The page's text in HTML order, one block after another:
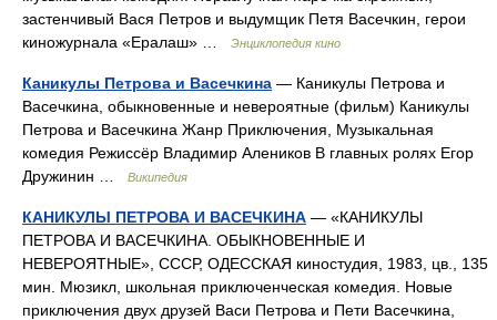
застенчивый Вася Петров и выдумщик Петя Васечкин, герои
киножурнала «Ералаш» …
Энциклопедия кино
Каникулы Петрова и Васечкина — Каникулы Петрова и
Васечкина, обыкновенные и невероятные (фильм) Каникулы
Петрова и Васечкина Жанр Приключения, Музыкальная
комедия Режиссёр Владимир Алеников В главных ролях Егор
Дружинин …
Википедия
КАНИКУЛЫ ПЕТРОВА И ВАСЕЧКИНА — «КАНИКУЛЫ
ПЕТРОВА И ВАСЕЧКИНА. ОБЫКНОВЕННЫЕ И
НЕВЕРОЯТНЫЕ», СССР, ОДЕССКАЯ киностудия, 1983, цв., 135
мин. Мюзикл, школьная приключенческая комедия. Новые
приключения двух друзей Васи Петрова и Пети Васечкина,